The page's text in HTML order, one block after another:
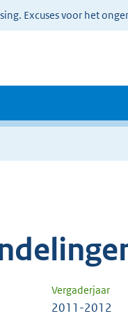
Excuses voor het
Vergaderjaar
2011-2012